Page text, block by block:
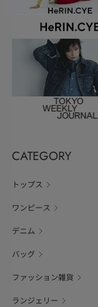
CATEGORY
トップス
ワンピース
デニム
バッグ
ファッション雑貨
ランジェリー